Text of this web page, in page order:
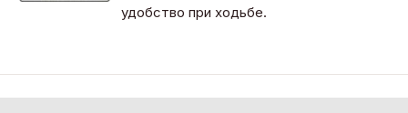
удобство при ходьбе.